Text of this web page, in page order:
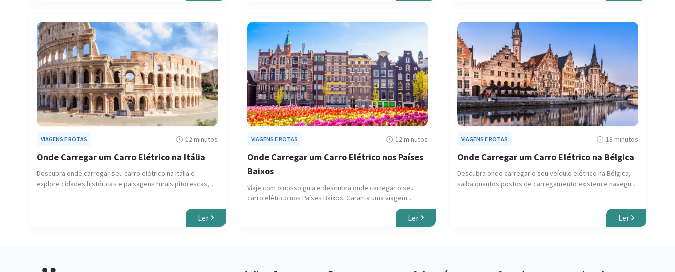
VIAGENS E ROTAS 12 minutos
Onde Carregar um Carro Elétrico na Itália
Descubra onde carregar seu carro elétrico na Itália e
explore cidades históricas e paisagens rurais pitorescas,
Ler
VIAGENS E ROTAS 12 minutos
Onde Carregar um Carro Elétrico nos Países
Baixos
Viaje com o nosso guia e descubra onde carregar o seu
carro elétrico nos Países Baixos. Garanta uma viagem
tranquila pelos centros urbanos e paisagens cênicas.
Ler
VIAGENS E ROTAS 13 minutos
Onde Carregar um Carro Elétrico na Bélgica
Descubra onde carregar o seu veículo elétrico na Bélgica,
saiba quantos postos de carregamento existem e navegue
Ler